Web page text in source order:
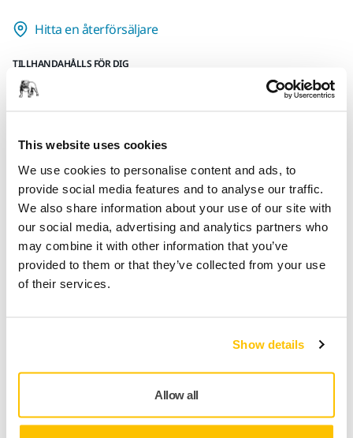
This website uses cookies
We use cookies to personalise content and ads, to
provide social media features and to analyse our traffic.
We also share information about your use of our site with
our social media, advertising and analytics partners who
may combine it with other information that you’ve
provided to them or that they’ve collected from your use
of their services.
Show details
Allow all
Hitta en återförsäljare
TILLHANDAHÅLLS FÖR DIG
Fri frakt över 49.90€ inkl.moms
Säker kortbetalning
Uppföljning av försändelse
Gör en retur enkelt på www.mirka.com/sv-
fi/support/returnera-en-vara/
Teknisk specifikation
Nedladdningar